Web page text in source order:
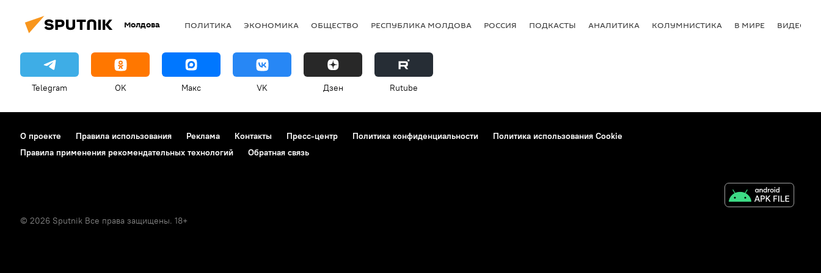
Молдова ПОЛИТИКА ЭКОНОМИКА ОБЩЕСТВО РЕСПУБЛИКА МОЛДОВА РОССИЯ ПОДКАСТЫ АНАЛИТИКА КОЛУМНИСТИКА В МИРЕ ВИДЕО
Telegram OK Макс VK Дзен Rutube
О проекте Правила использования Реклама Контакты Пресс-центр Политика конфиденциальности
Политика использования Cookie
Правила применения рекомендательных технологий
Обратная связь
© 2026 Sputnik Все права защищены. 18+